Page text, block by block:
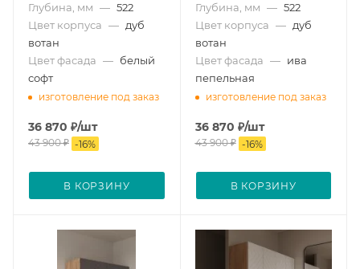
Глубина, мм — 522
Цвет корпуса — дуб
вотан
Цвет фасада — белый
софт
изготовление под заказ
36 870 ₽/шт
43 900₽ -16%
В КОРЗИНУ
Глубина, мм — 522
Цвет корпуса — дуб
вотан
Цвет фасада — ива
пепельная
изготовление под заказ
36 870 ₽/шт
43 900₽ -16%
В КОРЗИНУ